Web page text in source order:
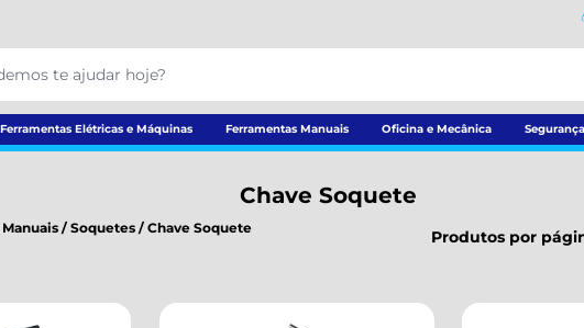
Ferramentas Elétricas e Máquinas Ferramentas Manuais Oficina e Mecânica
Chave Soquete
/ Soquetes / Chave Soquete Produtos por